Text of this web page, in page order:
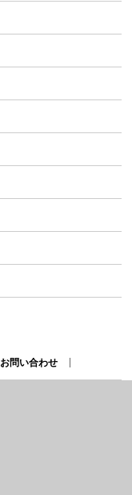
お問い合わせ